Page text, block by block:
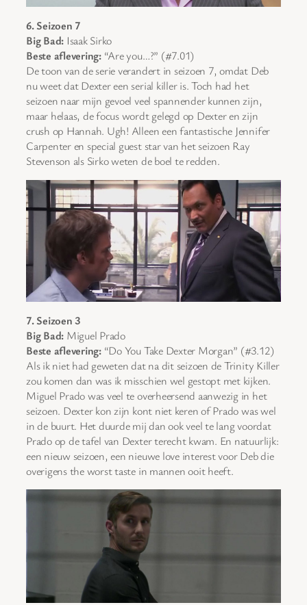
6. Seizoen 7
Big Bad: Isaak Sirko
Beste aflevering:“Are you…?” (#7.01)
De toon van de serie verandert in seizoen 7, omdat Deb
nu weet dat Dexter een serial killer is. Toch had het
seizoen naar mijn gevoel veel spannender kunnen zijn,
maar helaas, de focus wordt gelegd op Dexter en zijn
crush op Hannah. Ugh! Alleen een fantastische Jennifer
Carpenter en special guest star van het seizoen Ray
Stevenson als Sirko weten de boel te redden.
7. Seizoen 3
Big Bad: Miguel Prado
Beste aflevering:“Do You Take Dexter Morgan” (#3.12)
Als ik niet had geweten dat na dit seizoen de Trinity Killer
zou komen dan was ik misschien wel gestopt met kijken.
Miguel Prado was veel te overheersend aanwezig in het
seizoen. Dexter kon zijn kont niet keren of Prado was wel
in de buurt. Het duurde mij dan ook veel te lang voordat
Prado op de tafel van Dexter terecht kwam. En natuurlijk:
een nieuw seizoen, een nieuwe love interest voor Deb die
overigens the worst taste in mannen ooit heeft.